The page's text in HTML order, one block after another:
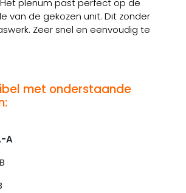
plenum past perfect op de
van de gekozen unit. Dit zonder
Zeer snel en eenvoudig te
met onderstaande
A